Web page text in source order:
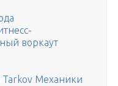
воркаут
Tarkov Механики